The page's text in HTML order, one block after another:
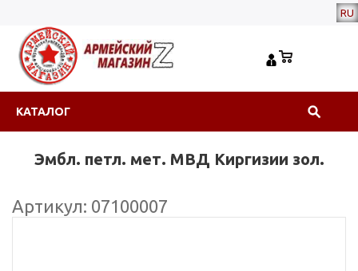
RU
КАТАЛОГ
Эмбл. петл. мет. МВД Киргизии зол.
Артикул: 07100007